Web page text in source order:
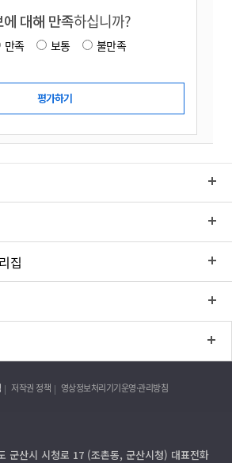
에 대해 만족하십니까?
만족 보통
불만족
집
저작권 정책 영상정보처리기기운영·관리방침
군산시 시청로 17 (조촌동, 군산시청) 대표전화